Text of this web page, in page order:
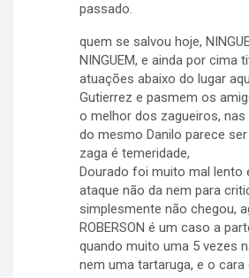
passado.
quem se salvou hoje,
NINGUEM, e ainda por cima
atuações abaixo do lugar
Gutierrez e pasmem os
o melhor dos zagueiros,
do mesmo Danilo parece
zaga é temeridade,
Dourado foi muito mal lento
ataque não da nem para
simplesmente não chegou,
ROBERSON é um caso a
quando muito uma 5 vezes
nem uma tartaruga, e o